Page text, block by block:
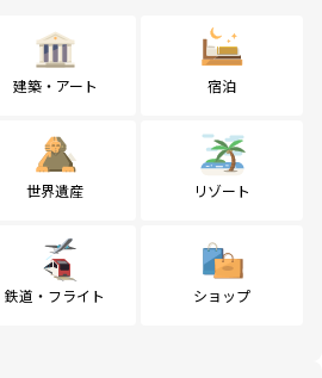
建築・アート 宿泊
世界遺産 リゾート
鉄道・フライト ショップ